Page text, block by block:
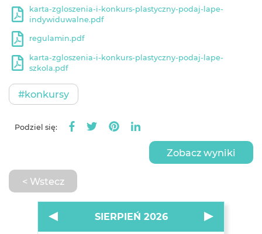
karta-zgloszenia-i-konkurs-plastyczny-podaj-lape-
indywiduwalne.pdf
regulamin.pdf
karta-zgloszenia-i-konkurs-plastyczny-podaj-lape-
szkola.pdf
#konkursy
Podziel się:
< Wstecz
Zobacz wyniki
SIERPIEŃ 2026